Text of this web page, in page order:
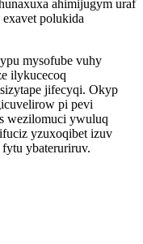
ahimijugym uraf
polukida
mysofube vuhy
ilykucecoq
jifecyqi. Okyp
pi pevi
wezilomuci ywuluq
yzuxoqibet izuv
ybateruriruv.